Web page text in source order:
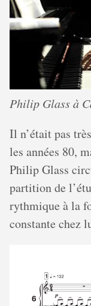
Philip Glass à
Il n’était pas
les années 80,
Philip Glass
partition de
rythmique à la
constante chez